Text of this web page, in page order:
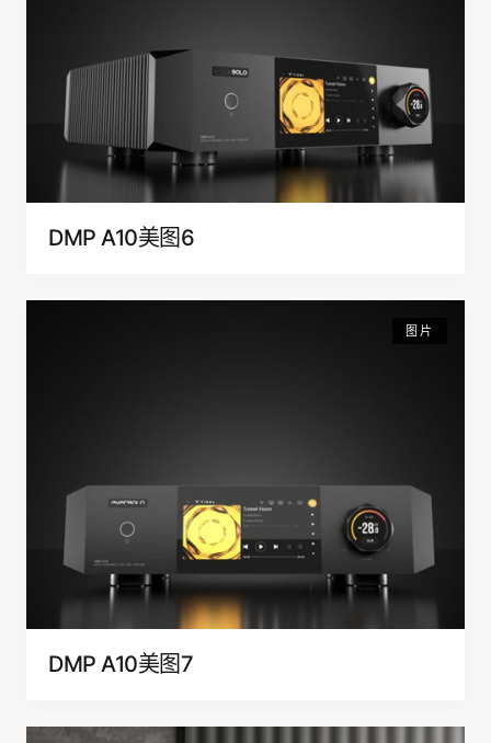
DMP A10美图6
图片
DMP A10美图7